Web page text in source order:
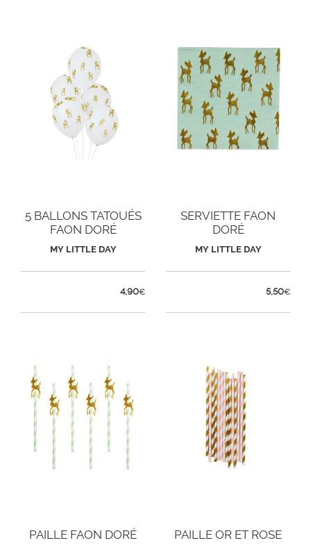
5 BALLONS TATOUÉS
FAON DORÉ
MY LITTLE DAY
4,90€
SERVIETTE FAON
DORÉ
MY LITTLE DAY
5,50€
PAILLE FAON DORÉ PAILLE OR ET ROSE